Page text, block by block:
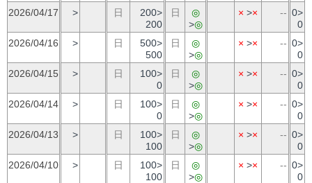
2026/04/17
> 日
200>
200
日
◎
>◎
× >× -- 0>
0
2026/04/16
> 日
500>
500
日
◎
>◎
× >× -- 0>
0
2026/04/15
> 日
100>
0
日
◎
>◎
× >× -- 0>
0
2026/04/14
> 日
100>
0
日
◎
>◎
× >× -- 0>
0
2026/04/13
> 日
100>
100
日
◎
>◎
× >× -- 0>
0
2026/04/10
> 日
100>
100
日
◎
>◎
× >× -- 0>
0